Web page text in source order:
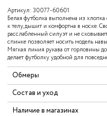
Артикул: 30077-60601
Белая футболка выполнена из
к телу, дышит и комфортна в носке.
расслабленный силуэт и не
спинке позволяет носить модель
Мягкая линия рукава от горловины
делает футболку удобной для
Обмеры
Состав и уход
Наличие в магазинах